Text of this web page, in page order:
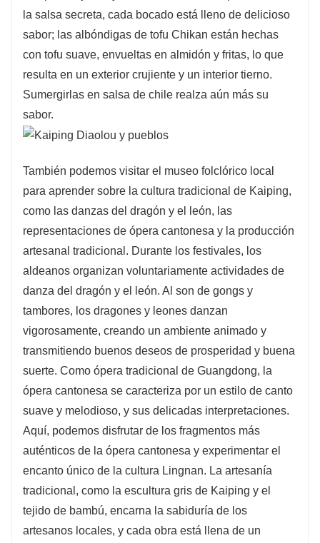
la salsa secreta, cada bocado está lleno de delicioso
sabor; las albóndigas de tofu Chikan están hechas
con tofu suave, envueltas en almidón y fritas, lo que
resulta en un exterior crujiente y un interior tierno.
Sumergirlas en salsa de chile realza aún más su
sabor.
También podemos visitar el museo folclórico local
para aprender sobre la cultura tradicional de Kaiping,
como las danzas del dragón y el león, las
representaciones de ópera cantonesa y la producción
artesanal tradicional. Durante los festivales, los
aldeanos organizan voluntariamente actividades de
danza del dragón y el león. Al son de gongs y
tambores, los dragones y leones danzan
vigorosamente, creando un ambiente animado y
transmitiendo buenos deseos de prosperidad y buena
suerte. Como ópera tradicional de Guangdong, la
ópera cantonesa se caracteriza por un estilo de canto
suave y melodioso, y sus delicadas interpretaciones.
Aquí, podemos disfrutar de los fragmentos más
auténticos de la ópera cantonesa y experimentar el
encanto único de la cultura Lingnan. La artesanía
tradicional, como la escultura gris de Kaiping y el
tejido de bambú, encarna la sabiduría de los
artesanos locales, y cada obra está llena de un